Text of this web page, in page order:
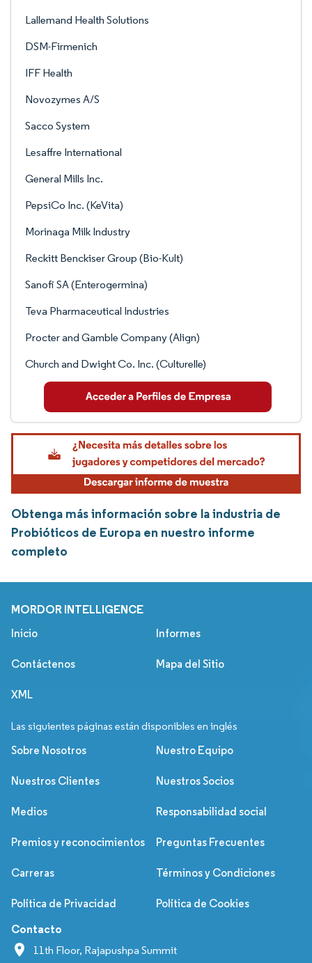
Lallemand Health Solutions
DSM-Firmenich
IFF Health
Novozymes A/S
Sacco System
Lesaffre International
General Mills Inc.
PepsiCo Inc. (KeVita)
Morinaga Milk Industry
Reckitt Benckiser Group (Bio-Kult)
Sanofi SA (Enterogermina)
Teva Pharmaceutical Industries
Procter and Gamble Company (Align)
Church and Dwight Co. Inc. (Culturelle)
Obtenga más información sobre la industria de
Probióticos de Europa en nuestro informe
completo
MORDOR INTELLIGENCE
Inicio Informes
Contáctenos Mapa del Sitio
XML
Las siguientes páginas están disponibles en inglés
Sobre Nosotros Nuestro Equipo
Nuestros Clientes Nuestros Socios
Medios Responsabilidad social
Premios y reconocimientos Preguntas Frecuentes
Carreras Términos y Condiciones
Política de Privacidad Política de Cookies
Contacto
11th Floor, Rajapushpa Summit